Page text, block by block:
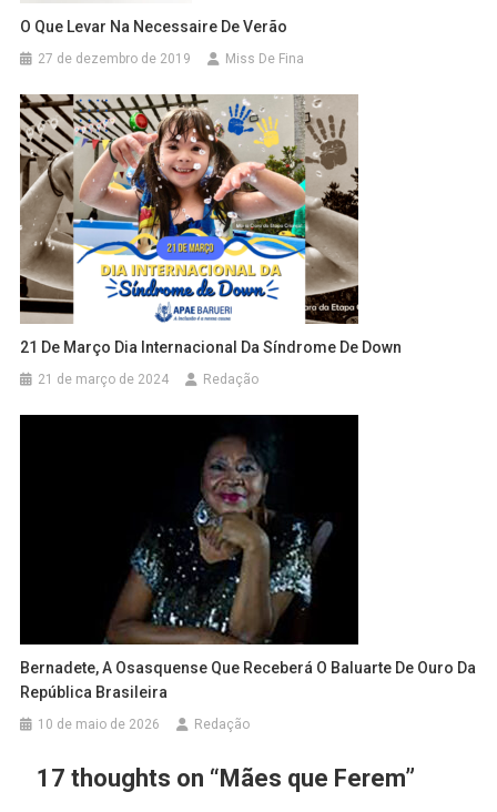
O Que Levar Na Necessaire De Verão
27 de dezembro de 2019 Miss De Fina
21 De Março Dia Internacional Da Síndrome De Down
21 de março de 2024 Redação
Bernadete, A Osasquense Que Receberá O Baluarte De Ouro Da
República Brasileira
10 de maio de 2026 Redação
17 thoughts on “Mães que Ferem”